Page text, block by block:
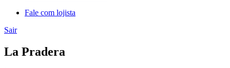
Fale com lojista
Sair
La Pradera